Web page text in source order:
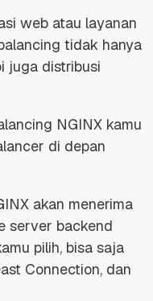
web atau layanan
tidak hanya
juga distribusi
NGINX kamu
di depan
akan menerima
server backend
pilih, bisa saja
Connection, dan